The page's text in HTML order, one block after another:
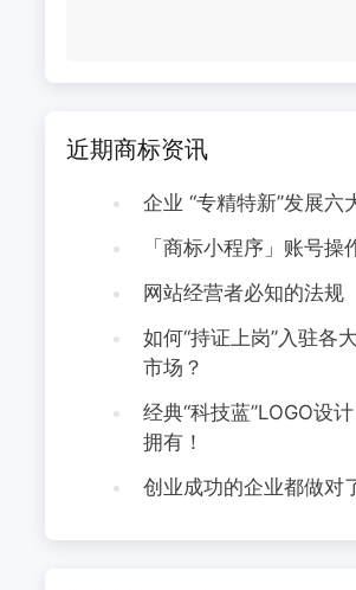
近期商标资讯
企业 “专精特新”发展六
「商标小程序」账号操
网站经营者必知的法规
如何“持证上岗”入驻各
市场？
经典“科技蓝”LOGO设
拥有！
创业成功的企业都做对